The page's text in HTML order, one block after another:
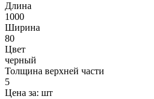
Длина
1000
Ширина
80
Цвет
черный
Толщина верхней части
5
Цена за: шт